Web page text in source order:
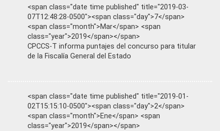
<span class="date time published" title="2019-03-
07T12:48:28-0500"><span class="day">7</span>
<span class="month">Mar</span> <span
class="year">2019</span></span>
CPCCS-T informa puntajes del concurso para titular
de la Fiscalía General del Estado
<span class="date time published" title="2019-01-
02T15:15:10-0500"><span class="day">2</span>
<span class="month">Ene</span> <span
class="year">2019</span></span>